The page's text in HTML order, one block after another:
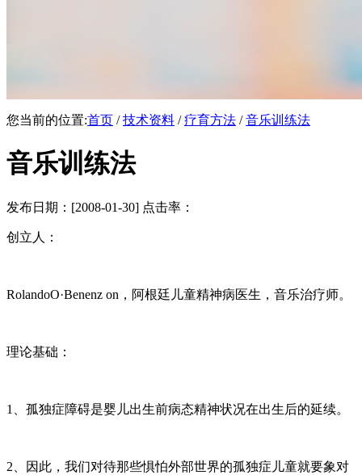
您当前的位置:首页 /技术资料 /疗育方法 /音乐训练法
音乐训练法
发布日期：[2008-01-30] 点击率：
创立人：
RolandoO·Benenz on，阿根廷儿童精神病医生，音乐治疗师。
理论基础：
1、孤独症障碍是婴儿出生前病态精神状况在出生后的延续。
2、因此，我们对待那些惧怕外部世界的孤独症儿童就要象对